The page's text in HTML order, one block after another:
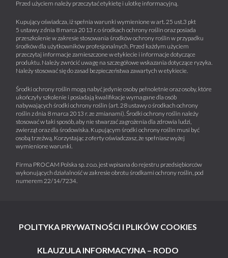
Przed użyciem należy przeczytać etykietę i ulotkę informacyjną.
Kupujący oświadcza, iż spełnia warunki wymienione w art. 25 ust.3 pkt
5 ustawy z dnia 8 marca 2013 r. o środkach ochrony roślin oraz posiada
przeszkolenie w zakresie stosowania środków ochrony roślin w przypadku
środków dla użytkowników profesjonalnych. Przed każdym użyciem
przeczytaj informacje zamieszczone w etykiecie i informacje dotyczące
produktu. Należy zwrócić uwagę na szczegółowe wskazania dotyczące ryzyka.
Należy stosować się do zasad bezpieczeństwa zawartych w etykiecie.
Środki ochrony roślin mogą nabyć jedynie osoby pełnoletnie oraz osoby, które
ukończyły szkolenie i posiadają kwalifikacje wymagane dla osób
nabywających środki ochrony roślin (art. 28 ustawy o środkach ochrony
roślin z dnia 8 marca 2013 r. ze zmianami). Środki ochrony roślin należy
stosować w taki sposób, aby nie stwarzać zagrożenia dla zdrowia ludzi,
zwierząt oraz dla środowiska. Kupującym środki ochrony roślin musi być
osobą trzeźwą. Korzystając z oferty oświadczasz, że spełniasz wyżej
wymienione warunki.
Firma PROCAM Polska sp. z o.o. jest wpisana do rejestru przedsiębiorców
wykonujących działalność w zakresie obrotu środkami ochrony roślin, pod
numerem 22/14/7234.
POLITYKA PRYWATNOŚCI I PLIKÓW COOKIES
KLAUZULA INFORMACYJNA – RODO